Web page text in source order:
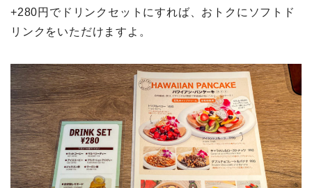
+280円でドリンクセットにすれば、おトクにソフトド
リンクをいただけますよ。